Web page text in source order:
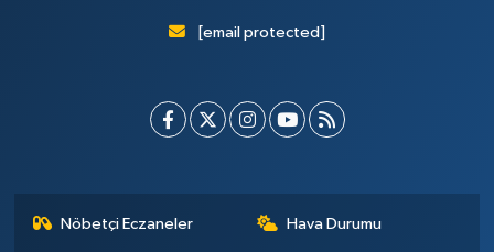
[email protected]
Nöbetçi Eczaneler Hava Durumu